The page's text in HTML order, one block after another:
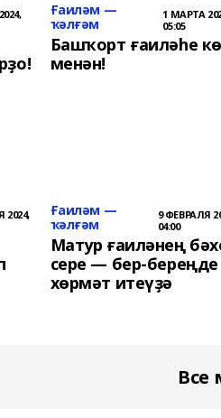
Ғаиләм —
ҡәлғәм
1 МАРТА
05:05
Башҡорт ғаиләһе
менән!
2024,
Ғаиләм —
ҡәлғәм
9 ФЕВРАЛЯ
04:00
Матур ғаиләнең
сере — бер-береңде
хөрмәт итеүҙә
Все